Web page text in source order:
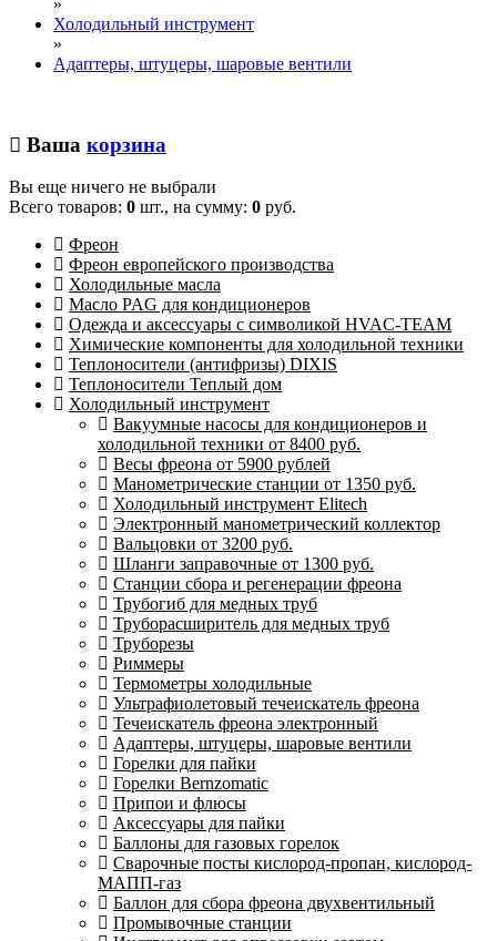
»
Холодильный инструмент
»
Адаптеры, штуцеры, шаровые вентили
Ваша корзина
Вы еще ничего не выбрали
Всего товаров: 0 шт., на сумму: 0 руб.
Фреон
Фреон европейского производства
Холодильные масла
Масло PAG для кондиционеров
Одежда и аксессуары с символикой HVAC-TEAM
Химические компоненты для холодильной техники
Теплоносители (антифризы) DIXIS
Теплоносители Теплый дом
Холодильный инструмент
Вакуумные насосы для кондиционеров и
холодильной техники от 8400 руб.
Весы фреона от 5900 рублей
Манометрические станции от 1350 руб.
Холодильный инструмент Elitech
Электронный манометрический коллектор
Вальцовки от 3200 руб.
Шланги заправочные от 1300 руб.
Станции сбора и регенерации фреона
Трубогиб для медных труб
Труборасширитель для медных труб
Труборезы
Риммеры
Термометры холодильные
Ультрафиолетовый течеискатель фреона
Течеискатель фреона электронный
Адаптеры, штуцеры, шаровые вентили
Горелки для пайки
Горелки Bernzomatic
Припои и флюсы
Аксессуары для пайки
Баллоны для газовых горелок
Сварочные посты кислород-пропан, кислород-
МАПП-газ
Баллон для сбора фреона двухвентильный
Промывочные станции